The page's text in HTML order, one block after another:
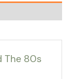
The 80s